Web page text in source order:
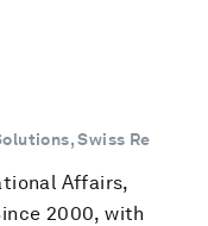
Swiss Re
Affairs,
2000, with